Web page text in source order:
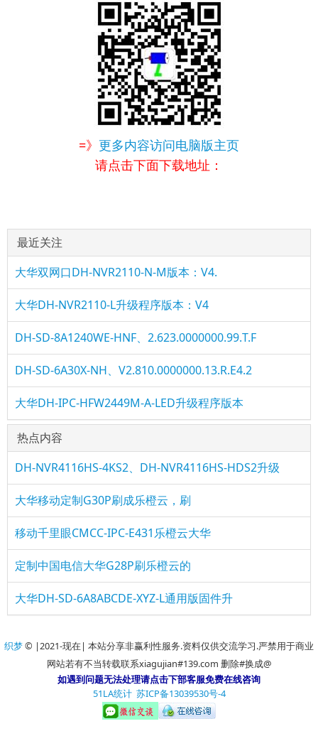
=》 更多内容访问电脑版主页
请点击下面下载地址：
最近关注
大华双网口DH-NVR2110-N-M版本：V4.
大华DH-NVR2110-L升级程序版本：V4
DH-SD-8A1240WE-HNF、2.623.0000000.99.T.F
DH-SD-6A30X-NH、V2.810.0000000.13.R.E4.2
大华DH-IPC-HFW2449M-A-LED升级程序版本
热点内容
DH-NVR4116HS-4KS2、DH-NVR4116HS-HDS2升级
大华移动定制G30P刷成乐橙云，刷
移动千里眼CMCC-IPC-E431乐橙云大华
定制中国电信大华G28P刷乐橙云的
大华DH-SD-6A8ABCDE-XYZ-L通用版固件升
织梦© |2021-现在| 本站分享非赢利性服务.资料仅供交流学习.严禁用于商业
网站若有不当转载联系xiagujian#139.com 删除#换成@
如遇到问题无法处理请点击下部客服免费在线咨询
51LA统计 苏ICP备13039530号-4